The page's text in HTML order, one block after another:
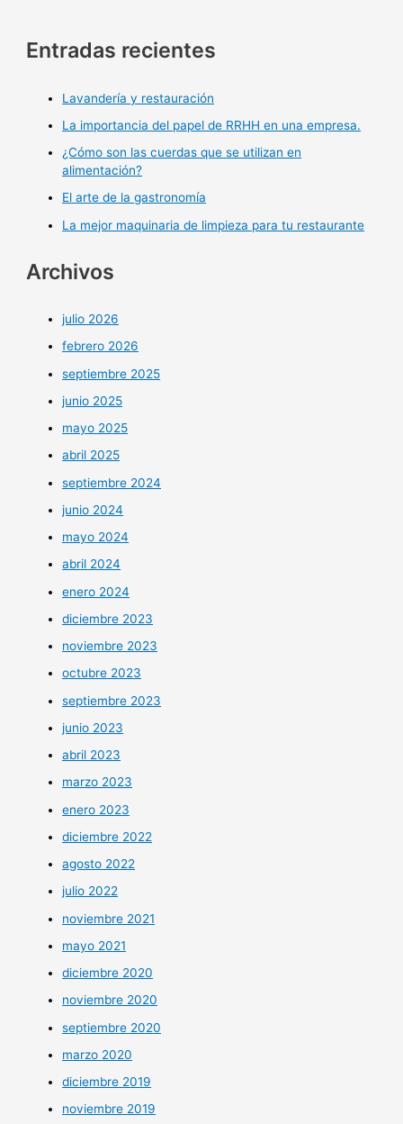
Entradas recientes
Lavandería y restauración
La importancia del papel de RRHH en una empresa.
¿Cómo son las cuerdas que se utilizan en
alimentación?
El arte de la gastronomía
La mejor maquinaria de limpieza para tu restaurante
Archivos
julio 2026
febrero 2026
septiembre 2025
junio 2025
mayo 2025
abril 2025
septiembre 2024
junio 2024
mayo 2024
abril 2024
enero 2024
diciembre 2023
noviembre 2023
octubre 2023
septiembre 2023
junio 2023
abril 2023
marzo 2023
enero 2023
diciembre 2022
agosto 2022
julio 2022
noviembre 2021
mayo 2021
diciembre 2020
noviembre 2020
septiembre 2020
marzo 2020
diciembre 2019
noviembre 2019